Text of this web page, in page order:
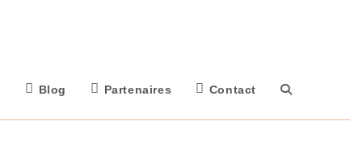
Blog Partenaires Contact Toggle